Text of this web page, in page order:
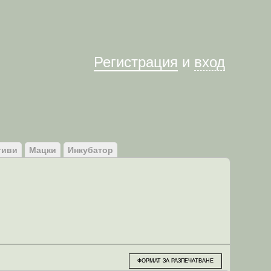
Регистрация и вход
Мацки Инкубатор
ФОРМАТ ЗА РАЗПЕЧАТВАНЕ